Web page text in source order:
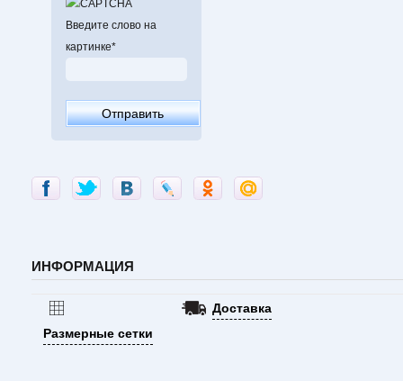
Введите слово на
картинке*
ИНФОРМАЦИЯ
Размерные сетки
Доставка